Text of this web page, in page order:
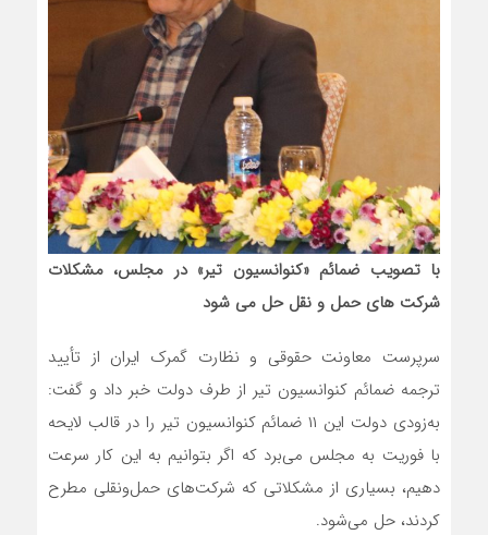
با تصویب ضمائم «کنوانسیون تیر» در مجلس، مشکلات
شرکت های حمل و نقل حل می شود
سرپرست معاونت حقوقی و نظارت گمرک ایران از تأیید
ترجمه ضمائم کنوانسیون تیر از طرف دولت خبر داد و گفت:
به‌زودی دولت این ۱۱ ضمائم کنوانسیون تیر را در قالب لایحه
با فوریت به مجلس می‌برد که اگر بتوانیم به این کار سرعت
دهیم، بسیاری از مشکلاتی که شرکت‌های حمل‌ونقلی مطرح
کردند، حل می‌شود.